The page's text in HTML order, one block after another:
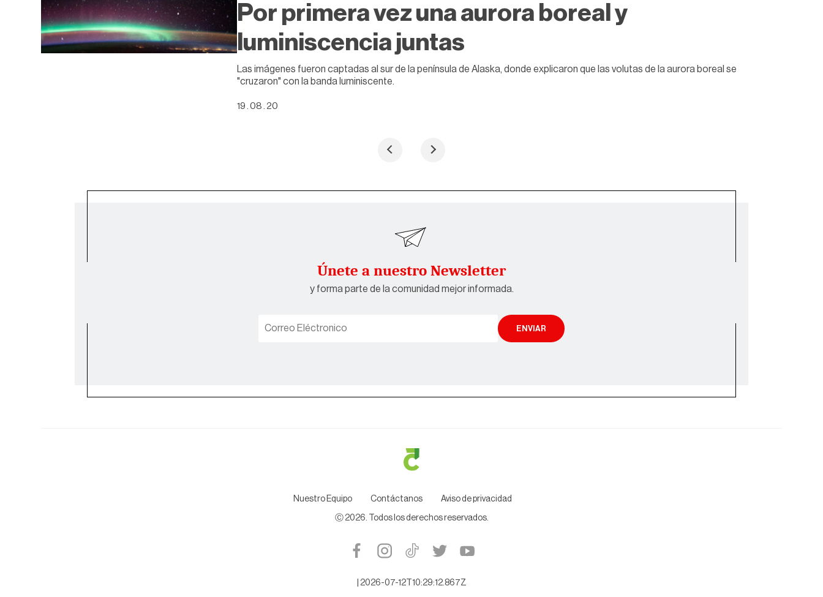
Por primera vez una aurora boreal y
luminiscencia juntas
Las imágenes fueron captadas al sur de la península de Alaska, donde explicaron que las volutas de la aurora boreal se
"cruzaron" con la banda luminiscente.
19 . 08 . 20
Únete a nuestro Newsletter
y forma parte de la comunidad mejor informada.
ENVIAR
Nuestro Equipo Contáctanos Aviso de privacidad
Ⓒ 2026. Todos los derechos reservados.
2026-07-12T10:29:12.867Z